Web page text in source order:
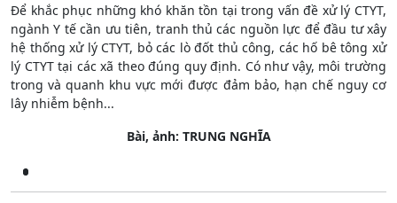
Ðể khắc phục những khó khăn tồn tại trong vấn đề xử lý CTYT,
ngành Y tế cần ưu tiên, tranh thủ các nguồn lực để đầu tư xây
hệ thống xử lý CTYT, bỏ các lò đốt thủ công, các hố bê tông xử
lý CTYT tại các xã theo đúng quy định. Có như vậy, môi trường
trong và quanh khu vực mới được đảm bảo, hạn chế nguy cơ
lây nhiễm bệnh...
Bài, ảnh: TRUNG NGHĨA